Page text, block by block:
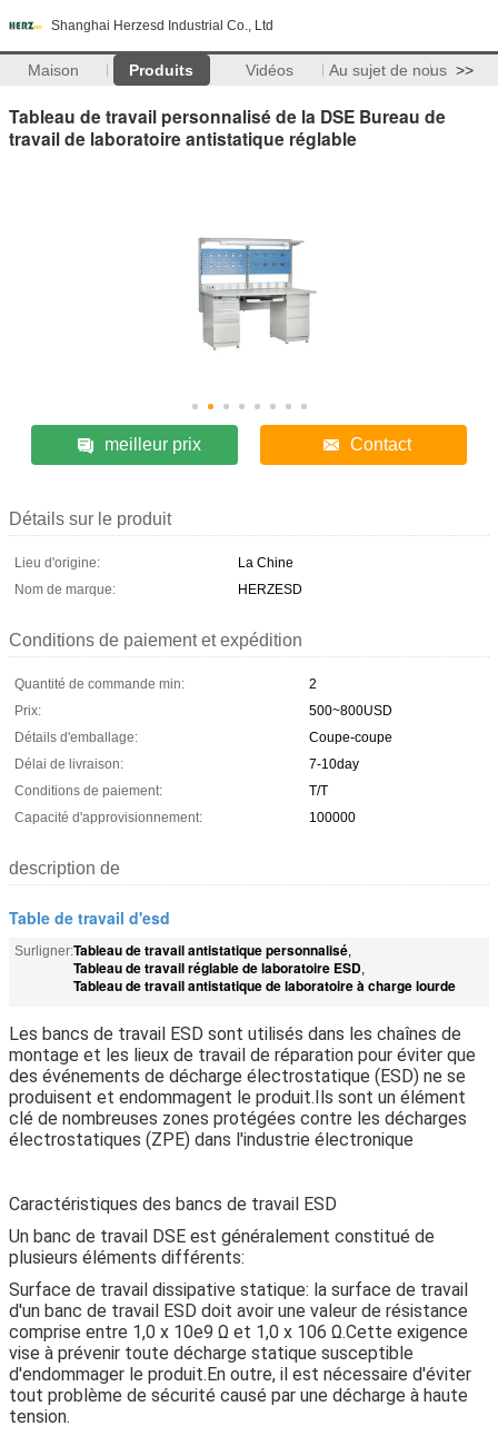
Shanghai Herzesd Industrial Co., Ltd
Maison Produits Vidéos Au sujet de nous >>
Tableau de travail personnalisé de la DSE Bureau de
travail de laboratoire antistatique réglable
meilleur prix Contact
Détails sur le produit
Lieu d'origine:
La Chine
Nom de marque:
HERZESD
Conditions de paiement et expédition
Quantité de commande min:
2
Prix:
500~800USD
Détails d'emballage:
Coupe-coupe
Délai de livraison:
7-10day
Conditions de paiement:
T/T
Capacité d'approvisionnement:
100000
description de
Table de travail d'esd
Surligner:Tableau de travail antistatique personnalisé,
Tableau de travail réglable de laboratoire ESD,
Tableau de travail antistatique de laboratoire à charge lourde
Les bancs de travail ESD sont utilisés dans les chaînes de
montage et les lieux de travail de réparation pour éviter que
des événements de décharge électrostatique (ESD) ne se
produisent et endommagent le produit.Ils sont un élément
clé de nombreuses zones protégées contre les décharges
électrostatiques (ZPE) dans l'industrie électronique
Caractéristiques des bancs de travail ESD
Un banc de travail DSE est généralement constitué de
plusieurs éléments différents:
Surface de travail dissipative statique: la surface de travail
d'un banc de travail ESD doit avoir une valeur de résistance
comprise entre 1,0 x 10e9 Ω et 1,0 x 106 Ω.Cette exigence
vise à prévenir toute décharge statique susceptible
d'endommager le produit.En outre, il est nécessaire d'éviter
tout problème de sécurité causé par une décharge à haute
tension.